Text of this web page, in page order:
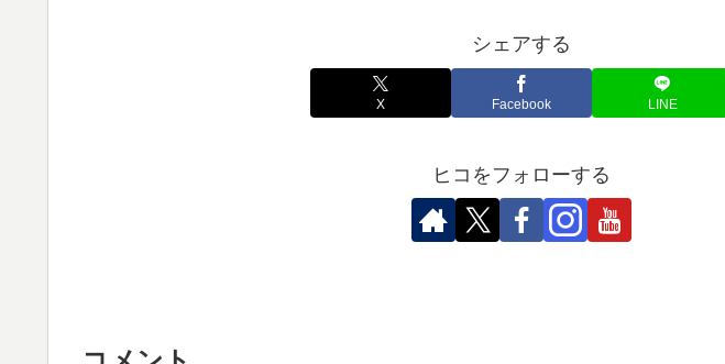
シェアする
X Facebook LINE
ヒコをフォローする